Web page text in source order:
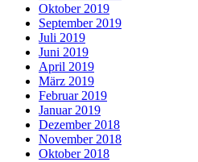
Oktober 2019
September 2019
Juli 2019
Juni 2019
April 2019
März 2019
Februar 2019
Januar 2019
Dezember 2018
November 2018
Oktober 2018